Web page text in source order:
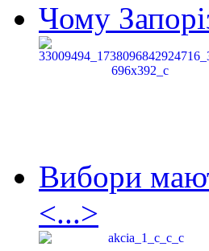
Чому
Вибори
<...>